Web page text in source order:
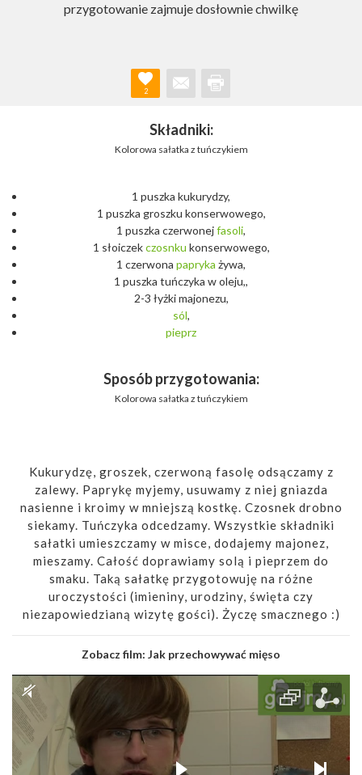
przygotowanie zajmuje dosłownie chwilkę
2
Składniki:
Kolorowa sałatka z tuńczykiem
1 puszka kukurydzy,
1 puszka groszku konserwowego,
1 puszka czerwonejfasoli,
1 słoiczekczosnku konserwowego,
1 czerwona papryka żywa,
1 puszka tuńczyka w oleju,,
2-3 łyżki majonezu,
sól,
pieprz
Sposób przygotowania:
Kolorowa sałatka z tuńczykiem
Kukurydzę, groszek, czerwoną fasolę odsączamy z
zalewy. Paprykę myjemy, usuwamy z niej gniazda
nasienne i kroimy w mniejszą kostkę. Czosnek drobno
siekamy. Tuńczyka odcedzamy. Wszystkie składniki
sałatki umieszczamy w misce, dodajemy majonez,
mieszamy. Całość doprawiamy solą i pieprzem do
smaku. Taką sałatkę przygotowuję na różne
uroczystości (imieniny, urodziny, święta czy
niezapowiedzianą wizytę gości). Życzę smacznego :)
Zobacz film: Jak przechowywać mięso